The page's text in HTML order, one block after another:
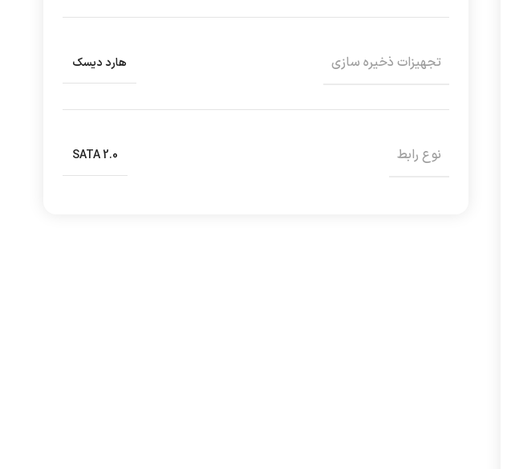
تجهیزات ذخیره سازی هارد دیسک
نوع رابط SATA 2.0